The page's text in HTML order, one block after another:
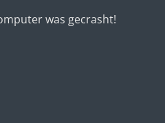
was gecrasht!